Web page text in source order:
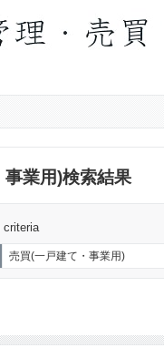
業用)検索結果
criteria
売買(一戸建て・事業用)